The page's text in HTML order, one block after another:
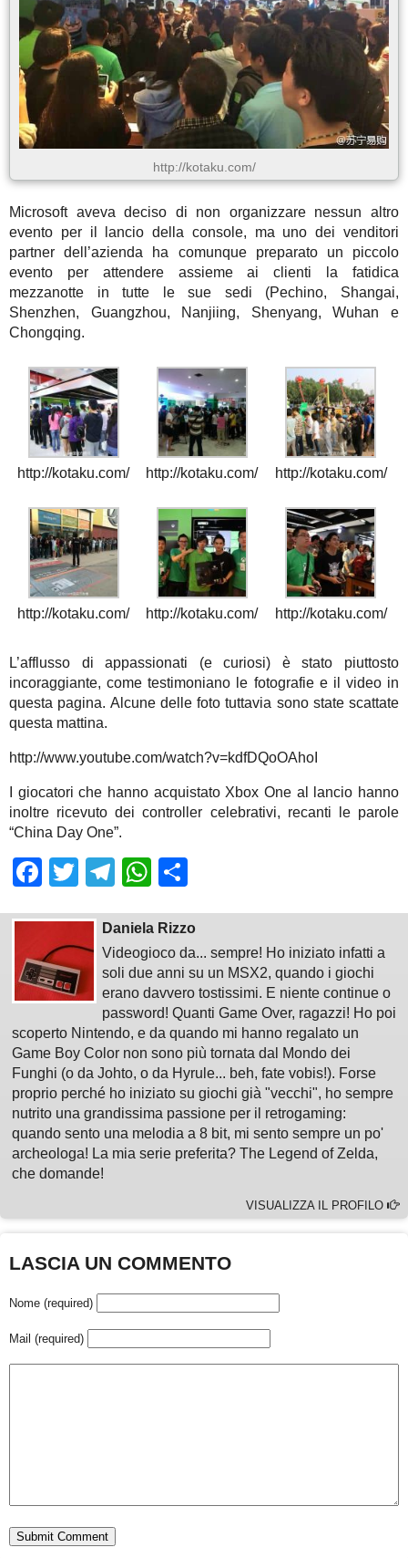
http://kotaku.com/
Microsoft aveva deciso di non organizzare nessun altro
evento per il lancio della console, ma uno dei venditori
partner dell’azienda ha comunque preparato un piccolo
evento per attendere assieme ai clienti la fatidica
mezzanotte in tutte le sue sedi (Pechino, Shangai,
Shenzhen, Guangzhou, Nanjiing, Shenyang, Wuhan e
Chongqing.
http://kotaku.com/ http://kotaku.com/ http://kotaku.com/
http://kotaku.com/ http://kotaku.com/ http://kotaku.com/
L’afflusso di appassionati (e curiosi) è stato piuttosto
incoraggiante, come testimoniano le fotografie e il video in
questa pagina. Alcune delle foto tuttavia sono state scattate
questa mattina.
http://www.youtube.com/watch?v=kdfDQoOAhoI
I giocatori che hanno acquistato Xbox One al lancio hanno
inoltre ricevuto dei controller celebrativi, recanti le parole
“China Day One”.
Facebook
Twitter
Telegram
WhatsApp
Daniela Rizzo
Videogioco da... sempre! Ho iniziato infatti a
soli due anni su un MSX2, quando i giochi
erano davvero tostissimi. E niente continue o
password! Quanti Game Over, ragazzi! Ho poi
scoperto Nintendo, e da quando mi hanno regalato un
Game Boy Color non sono più tornata dal Mondo dei
Funghi (o da Johto, o da Hyrule... beh, fate vobis!). Forse
proprio perché ho iniziato su giochi già "vecchi", ho sempre
nutrito una grandissima passione per il retrogaming:
quando sento una melodia a 8 bit, mi sento sempre un po'
archeologa! La mia serie preferita? The Legend of Zelda,
che domande!
VISUALIZZA IL PROFILO
LASCIA UN COMMENTO
Nome (required)
Mail (required)